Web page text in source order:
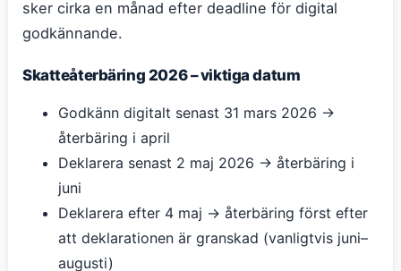
sker cirka en månad efter deadline för digital
godkännande.
Skatteåterbäring 2026 – viktiga datum
Godkänn digitalt senast 31 mars 2026 →
återbäring i april
Deklarera senast 2 maj 2026 → återbäring i
juni
Deklarera efter 4 maj → återbäring först efter
att deklarationen är granskad (vanligtvis juni–
augusti)